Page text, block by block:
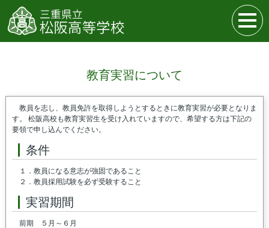
教育実習について
教員を志し、教員免許を取得しようとするときに教育実習が必要となりま
す。 松阪高校も教育実習生を受け入れていますので、希望する方は下記の
要領で申し込んでください。
条件
１．教員になる意志が強固であること
２．教員採用試験を必ず受験すること
実習期間
前期 ５月～６月